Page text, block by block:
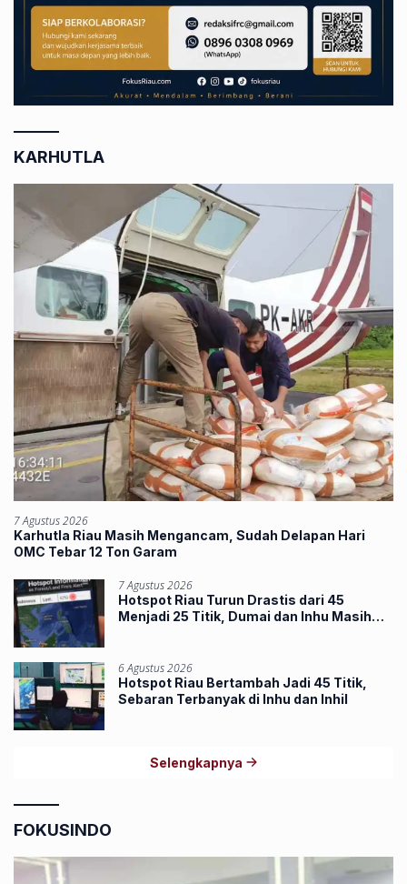
KARHUTLA
7 Agustus 2026
Karhutla Riau Masih Mengancam, Sudah Delapan Hari
OMC Tebar 12 Ton Garam
7 Agustus 2026
Hotspot Riau Turun Drastis dari 45
Menjadi 25 Titik, Dumai dan Inhu Masih
6 Agustus 2026
Hotspot Riau Bertambah Jadi 45 Titik,
Sebaran Terbanyak di Inhu dan Inhil
Selengkapnya
FOKUSINDO